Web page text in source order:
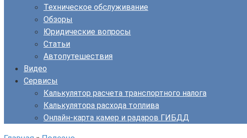
Техническое обслуживание
Обзоры
Юридические вопросы
Статьи
Автопутешествия
Видео
Сервисы
Калькулятор расчета транспортного налога
Калькулятора расхода топлива
Онлайн-карта камер и радаров ГИБДД